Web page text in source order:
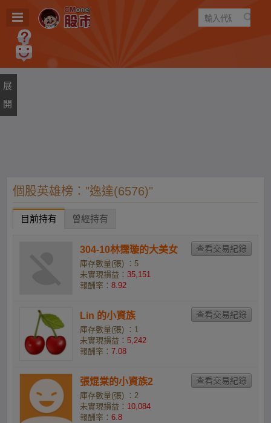
遊戲
個股英雄榜："逸達(6576)"
目前持有 曾經持有
304-10林霈璇的大美女
庫存數量(張) ：5
未實現損益： 35,151
報酬率： 8.92
Lin 的小資族
庫存數量(張) ：1
未實現損益： 5,242
報酬率： 7.08
張焜棠的小資族2
庫存數量(張) ：2
未實現損益： 10,084
報酬率： 6.8